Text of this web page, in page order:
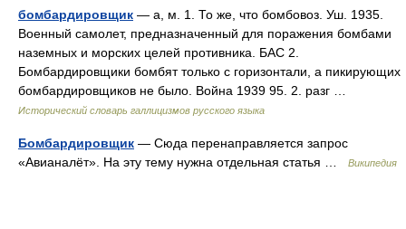
бомбардировщик — а, м. 1. То же, что бомбовоз. Уш. 1935.
Военный самолет, предназначенный для поражения бомбами
наземных и морских целей противника. БАС 2.
Бомбардировщики бомбят только с горизонтали, а пикирующих
бомбардировщиков не было. Война 1939 95. 2. разг …
Исторический словарь галлицизмов русского языка
Бомбардировщик — Сюда перенаправляется запрос
«Авианалёт». На эту тему нужна отдельная статья …
Википедия